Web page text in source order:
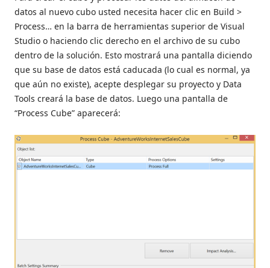
datos al nuevo cubo usted necesita hacer clic en Build >
Process… en la barra de herramientas superior de Visual
Studio o haciendo clic derecho en el archivo de su cubo
dentro de la solución. Esto mostrará una pantalla diciendo
que su base de datos está caducada (lo cual es normal, ya
que aún no existe), acepte desplegar su proyecto y Data
Tools creará la base de datos. Luego una pantalla de
“Process Cube” aparecerá: